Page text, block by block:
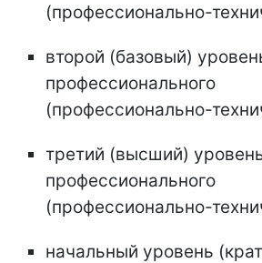
(профессионально-
второй (базовый)
профессионального
(профессионально-
третий (высший)
профессионального
(профессионально-
начальный уровень